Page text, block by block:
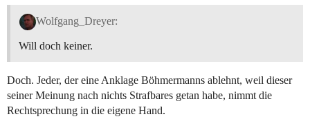
Wolfgang_Dreyer:
Will doch keiner.
Doch. Jeder, der eine Anklage Böhmermanns ablehnt, weil dieser
seiner Meinung nach nichts Strafbares getan habe, nimmt die
Rechtsprechung in die eigene Hand.